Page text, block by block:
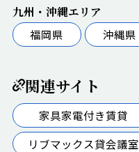
九州・沖縄エリア
福岡県
沖縄県
関連サイト
家具家電付き賃貸
リブマックス貸会議室